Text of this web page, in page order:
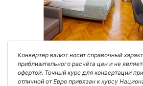
Конвертер валют носит справочный
приблизительного расчёта цен и не
офертой. Точный курс для конвертации
отличной от Евро привязан к курсу